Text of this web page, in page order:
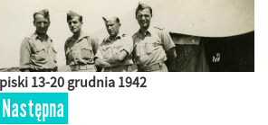
13-20 grudnia 1942
Następna